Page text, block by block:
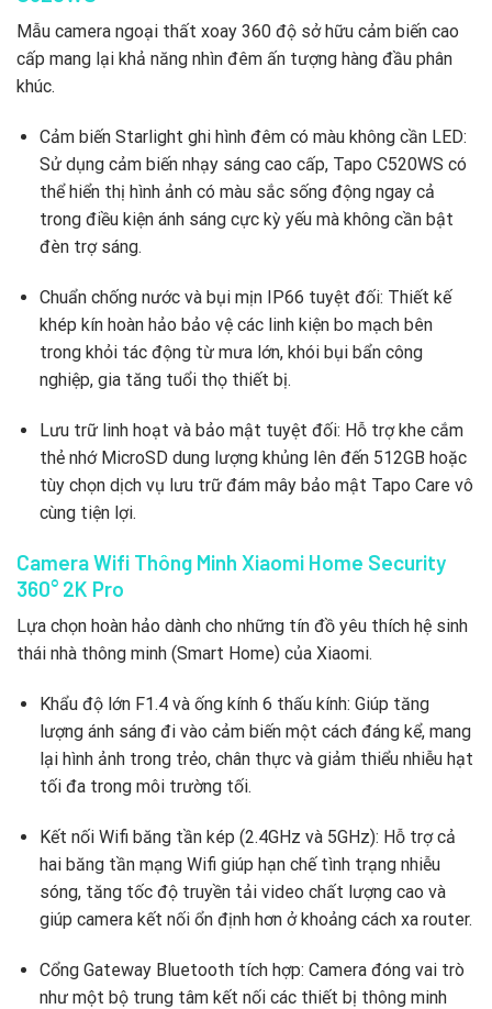
Mẫu camera ngoại thất xoay 360 độ sở hữu cảm biến cao
cấp mang lại khả năng nhìn đêm ấn tượng hàng đầu phân
khúc.
Cảm biến Starlight ghi hình đêm có màu không cần LED:
Sử dụng cảm biến nhạy sáng cao cấp, Tapo C520WS có
thể hiển thị hình ảnh có màu sắc sống động ngay cả
trong điều kiện ánh sáng cực kỳ yếu mà không cần bật
đèn trợ sáng.
Chuẩn chống nước và bụi mịn IP66 tuyệt đối: Thiết kế
khép kín hoàn hảo bảo vệ các linh kiện bo mạch bên
trong khỏi tác động từ mưa lớn, khói bụi bẩn công
nghiệp, gia tăng tuổi thọ thiết bị.
Lưu trữ linh hoạt và bảo mật tuyệt đối: Hỗ trợ khe cắm
thẻ nhớ MicroSD dung lượng khủng lên đến 512GB hoặc
tùy chọn dịch vụ lưu trữ đám mây bảo mật Tapo Care vô
cùng tiện lợi.
Camera Wifi Thông Minh Xiaomi Home Security
360° 2K Pro
Lựa chọn hoàn hảo dành cho những tín đồ yêu thích hệ sinh
thái nhà thông minh (Smart Home) của Xiaomi.
Khẩu độ lớn F1.4 và ống kính 6 thấu kính: Giúp tăng
lượng ánh sáng đi vào cảm biến một cách đáng kể, mang
lại hình ảnh trong trẻo, chân thực và giảm thiểu nhiễu hạt
tối đa trong môi trường tối.
Kết nối Wifi băng tần kép (2.4GHz và 5GHz): Hỗ trợ cả
hai băng tần mạng Wifi giúp hạn chế tình trạng nhiễu
sóng, tăng tốc độ truyền tải video chất lượng cao và
giúp camera kết nối ổn định hơn ở khoảng cách xa router.
Cổng Gateway Bluetooth tích hợp: Camera đóng vai trò
như một bộ trung tâm kết nối các thiết bị thông minh